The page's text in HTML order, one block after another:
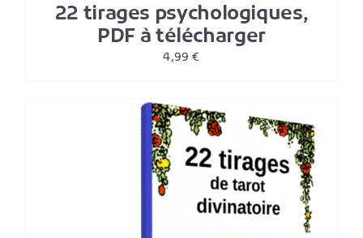
22 tirages psychologiques,
PDF à télécharger
4,99€